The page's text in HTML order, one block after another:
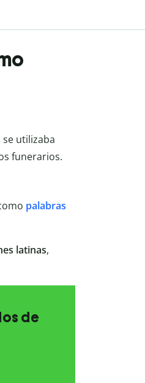
utilizaba
funerarios.
palabras
latinas,
de